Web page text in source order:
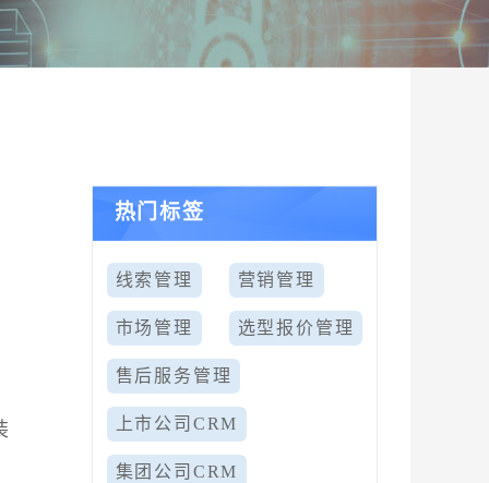
热门标签
线索管理 营销管理
市场管理 选型报价管理
售后服务管理
上市公司CRM
集团公司CRM